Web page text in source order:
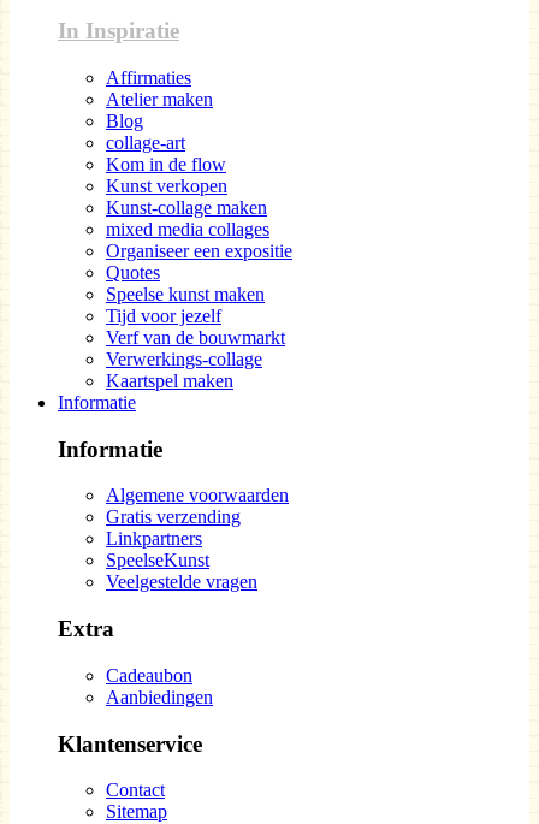
In Inspiratie
Affirmaties
Atelier maken
Blog
collage-art
Kom in de flow
Kunst verkopen
Kunst-collage maken
mixed media collages
Organiseer een expositie
Quotes
Speelse kunst maken
Tijd voor jezelf
Verf van de bouwmarkt
Verwerkings-collage
Kaartspel maken
Informatie
Informatie
Algemene voorwaarden
Gratis verzending
Linkpartners
SpeelseKunst
Veelgestelde vragen
Extra
Cadeaubon
Aanbiedingen
Klantenservice
Contact
Sitemap